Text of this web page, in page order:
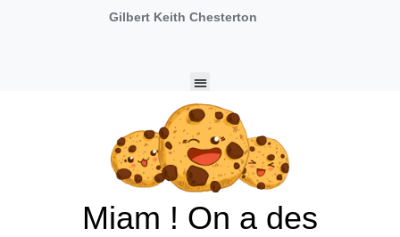
Miam ! On a des
Gilbert Keith Chesterton
Nous contacter / prendre rdv
Made by EXPLORAMA, 2023 All rights reserved​